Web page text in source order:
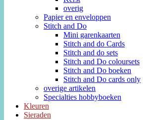
overig
Papier en enveloppen
Stitch and Do
Mini garenkaarten
Stitch and do Cards
Stitch and do sets
Stitch and Do coloursets
Stitch and Do boeken
Stitch and Do cards only
overige artikelen
Specialties hobbyboeken
Kleuren
Sieraden